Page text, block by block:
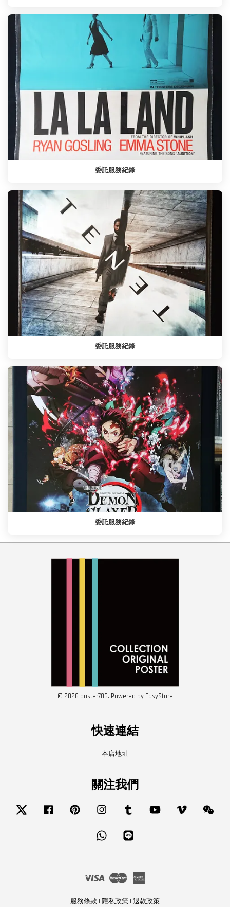
委託服務紀錄
委託服務紀錄
委託服務紀錄
© 2026 poster706. Powered by EasyStore
快速連結
本店地址
關注我們
Twitter Facebook Pinterest Instagram Tumblr YouTube Vimeo
Whatsapp
Visa Master
服務條款 | 隱私政策 | 退款政策